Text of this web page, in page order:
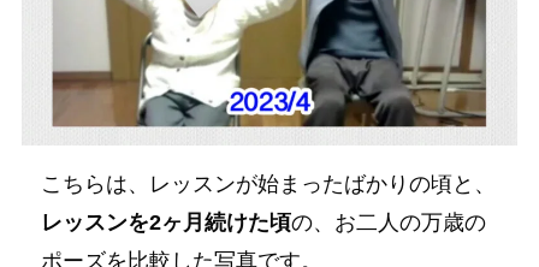
こちらは、レッスンが始まったばかりの頃と、
レッスンを2ヶ月続けた頃の、お二人の万歳の
ポーズを比較した写真です。